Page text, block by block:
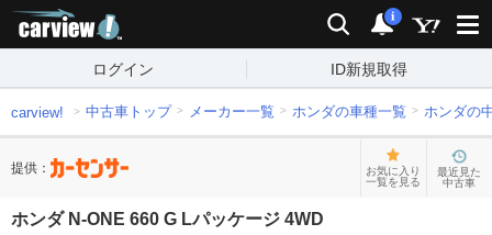
検索 通知
i
ログイン ID新規取得
carview! 中古車トップ メーカー一覧 ホンダの車種一覧 ホンダの
提供：
お気に入り
一覧を見る
最近見た
中古車
ホンダ N-ONE 660 G Lパッケージ 4WD